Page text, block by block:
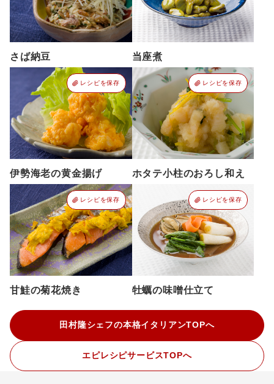
さば納豆 当座煮
レシピを保存
伊勢海老の黄金揚げ
レシピを保存
ホタテ小柱のおろし和え
レシピを保存
甘鮭の菊花焼き
レシピを保存
牡蠣の味噌仕立て
田村隆シェフの本格イタリアンTOPへ
エピレシピサービスTOPへ